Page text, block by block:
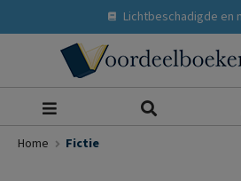
Lichtbeschadigde en
Home Fictie